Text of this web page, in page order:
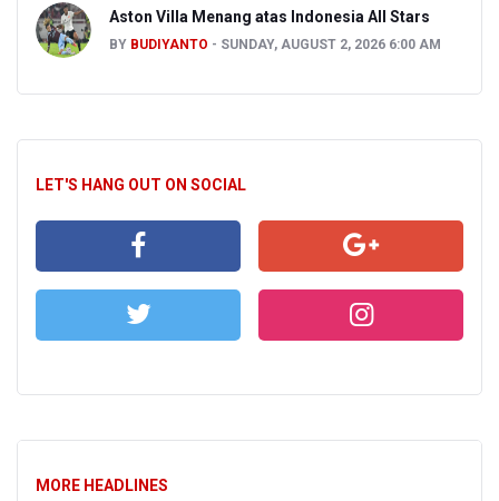
Aston Villa Menang atas Indonesia All Stars
BY BUDIYANTO SUNDAY, AUGUST 2, 2026 6:00 AM
LET'S HANG OUT ON SOCIAL
MORE HEADLINES